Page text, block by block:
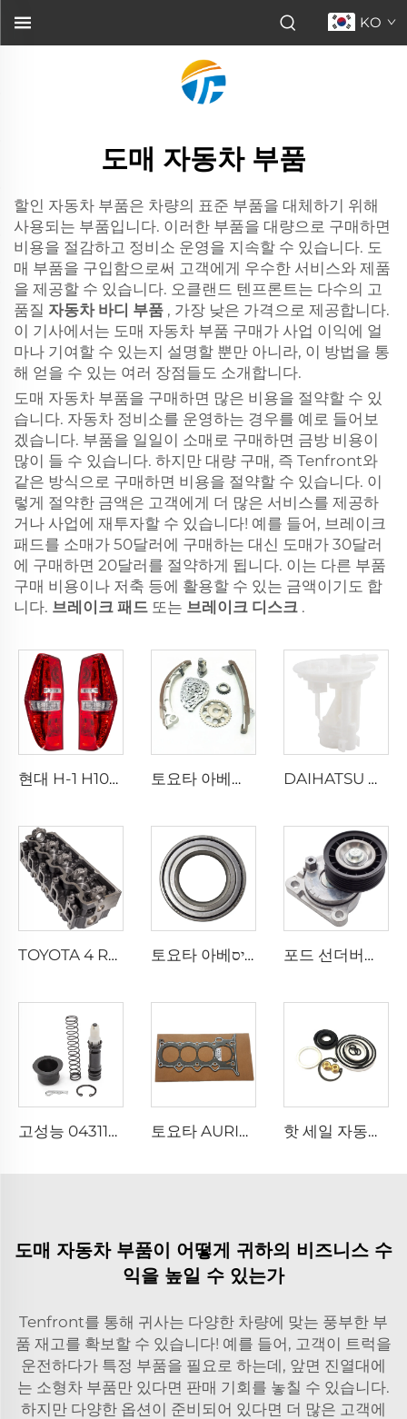
KO
도매 자동차 부품
할인 자동차 부품은 차량의 표준 부품을 대체하기 위해
사용되는 부품입니다. 이러한 부품을 대량으로 구매하면
비용을 절감하고 정비소 운영을 지속할 수 있습니다. 도
매 부품을 구입함으로써 고객에게 우수한 서비스와 제품
을 제공할 수 있습니다. 오클랜드 텐프론트는 다수의 고
품질 자동차 바디 부품 , 가장 낮은 가격으로 제공합니다.
이 기사에서는 도매 자동차 부품 구매가 사업 이익에 얼
마나 기여할 수 있는지 설명할 뿐만 아니라, 이 방법을 통
해 얻을 수 있는 여러 장점들도 소개합니다.
도매 자동차 부품을 구매하면 많은 비용을 절약할 수 있
습니다. 자동차 정비소를 운영하는 경우를 예로 들어보
겠습니다. 부품을 일일이 소매로 구매하면 금방 비용이
많이 들 수 있습니다. 하지만 대량 구매, 즉 Tenfront와
같은 방식으로 구매하면 비용을 절약할 수 있습니다. 이
렇게 절약한 금액은 고객에게 더 많은 서비스를 제공하
거나 사업에 재투자할 수 있습니다! 예를 들어, 브레이크
패드를 소매가 50달러에 구매하는 대신 도매가 30달러
에 구매하면 20달러를 절약하게 됩니다. 이는 다른 부품
구매 비용이나 저축 등에 활용할 수 있는 금액이기도 합
니다. 브레이크 패드 또는 브레이크 디스크 .
현대 H-1 H100용 고품질 신제품 92401-4H000 92402-4H000 자동 후방 조명 24V 리어 램프 테일 라이트 토요타 아베니스, 코롤라 1.6L, 1.8L용 신형 메탈 타이밍 체인 킷 13501-22030, 13506-22030 DAIHATSU 및 TOYOTA 1.3 차량 전용 K3-VE 엔진 23210-87403 연료 펌프 부품
TOYOTA 4 RUNNER, Dyna, HIACE, HILUX, LAND CRUISER 2.8L 차량용 고성능 3L 엔진 실린더 헤드 커버 11101-54131 토요타 아베ניס, 코롤라 1.6, 1.8, 2.0 전륜 휠 허브 베어링 90363-40066 포드 선더버드 트랜짓 2.3 T23HDEX용 신형 자동 엔진 6E5Z-6A228-B 타이밍 벨트 텐셔너
고성능 04311-12060 마스터 실린더 수리 키트, TOYOTA 자동 변속기 시스템용 토요타 AURIS COROLLA PLATZ PORTE PREMIO PRIUS YARIS 1.3 1.5용 오토 엔진 부품 1NZ 2NZ 실린더 헤드 가스켓 핫 세일 자동차 스티어링 부품 04445-35130 신형 TOYOTA 4러너 포츄너 힐럭스 전동 파워 스티어링 기어 실링 키트
도매 자동차 부품이 어떻게 귀하의 비즈니스 수
익을 높일 수 있는가
Tenfront를 통해 귀사는 다양한 차량에 맞는 풍부한 부
품 재고를 확보할 수 있습니다! 예를 들어, 고객이 트럭을
운전하다가 특정 부품을 필요로 하는데, 앞면 진열대에
는 소형차 부품만 있다면 판매 기회를 놓칠 수 있습니다.
하지만 다양한 옵션이 준비되어 있다면 더 많은 고객에